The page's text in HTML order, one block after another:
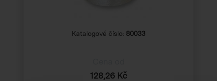
Katalogové číslo: 80033
128,26 Kč